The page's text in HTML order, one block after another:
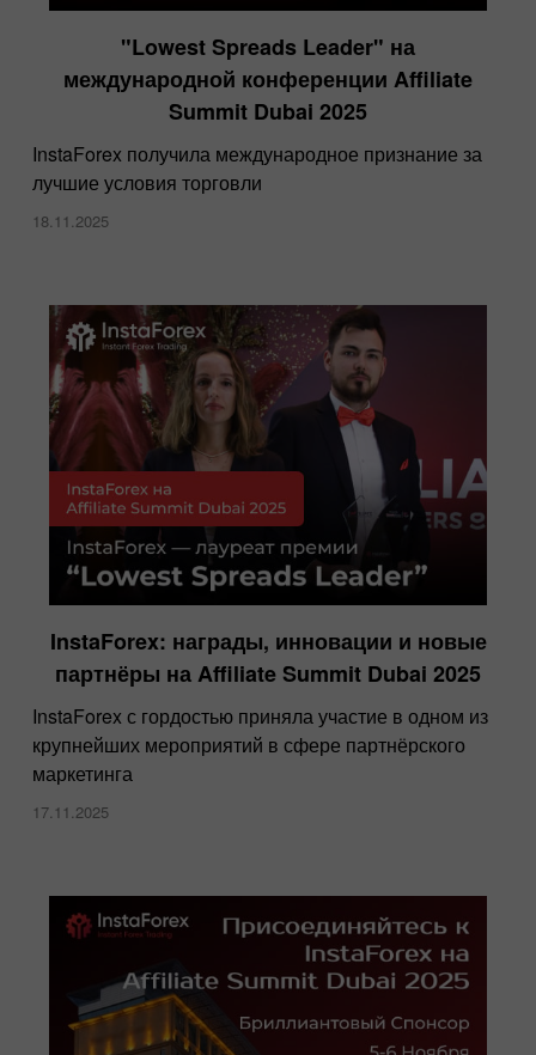
"Lowest Spreads Leader" на
международной конференции Affiliate
Summit Dubai 2025
InstaForex получила международное признание за
лучшие условия торговли
18.11.2025
InstaForex: награды, инновации и новые
партнёры на Affiliate Summit Dubai 2025
InstaForex с гордостью приняла участие в одном из
крупнейших мероприятий в сфере партнёрского
маркетинга
17.11.2025